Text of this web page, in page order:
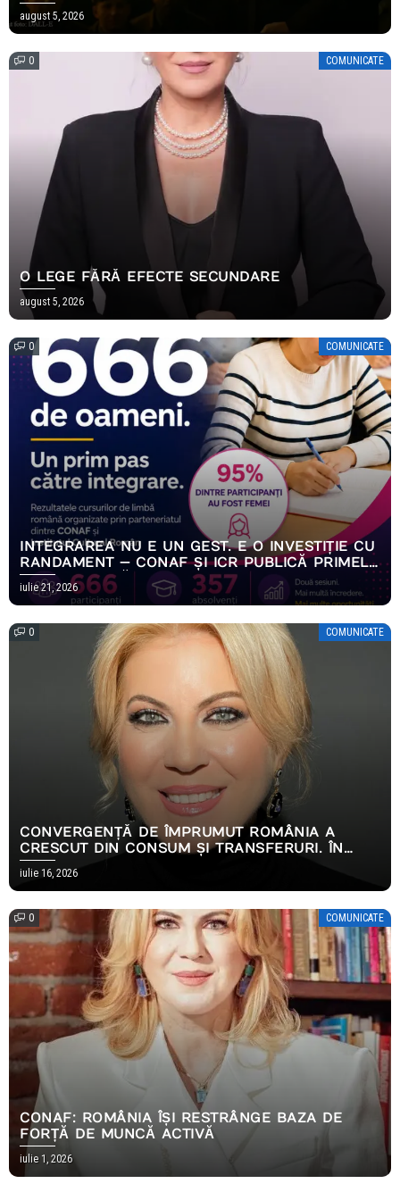
DECEMBRIE.
august 5, 2026
0 COMUNICATE
O LEGE FĂRĂ EFECTE SECUNDARE
august 5, 2026
0 COMUNICATE
INTEGRAREA NU E UN GEST. E O INVESTIȚIE CU
RANDAMENT — CONAF ȘI ICR PUBLICĂ PRIMELE
REZULTATE MĂSURABILE ALE PROGRAMULUI
EMPOWERING HOPE
iulie 21, 2026
0 COMUNICATE
CONVERGENȚĂ DE ÎMPRUMUT ROMÂNIA A
CRESCUT DIN CONSUM ȘI TRANSFERURI. ÎN
2026, AMBELE S-AU OPRIT
iulie 16, 2026
0 COMUNICATE
CONAF: ROMÂNIA ÎȘI RESTRÂNGE BAZA DE
FORȚĂ DE MUNCĂ ACTIVĂ
iulie 1, 2026